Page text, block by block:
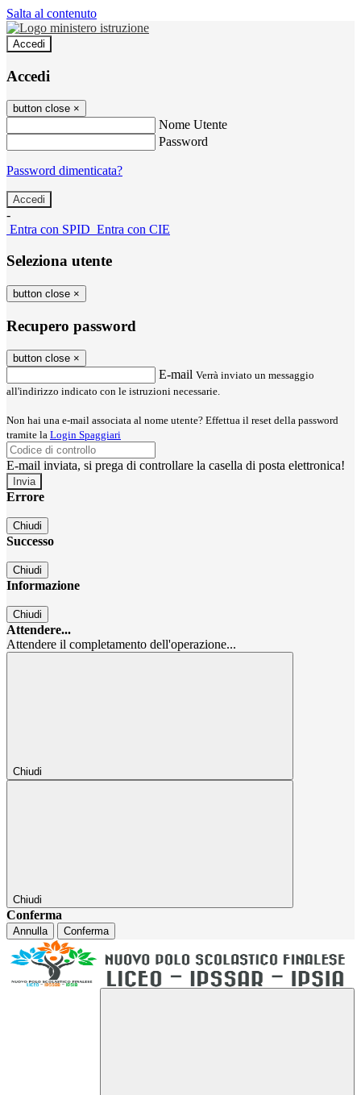
Salta al contenuto
Accedi
Accedi
button close ×
Nome Utente
Password
Password dimenticata?
-
Entra con SPID Entra con CIE
Seleziona utente
button close ×
Recupero password
button close ×
E-mail Verrà inviato un messaggio
all'indirizzo indicato con le istruzioni necessarie.
Non hai una e-mail associata al nome utente? Effettua il reset della password
tramite la Login Spaggiari
E-mail inviata, si prega di controllare la casella di posta elettronica!
Errore
Chiudi
Successo
Chiudi
Informazione
Chiudi
Attendere...
Attendere il completamento dell'operazione...
Chiudi
Chiudi
Conferma
Annulla Conferma